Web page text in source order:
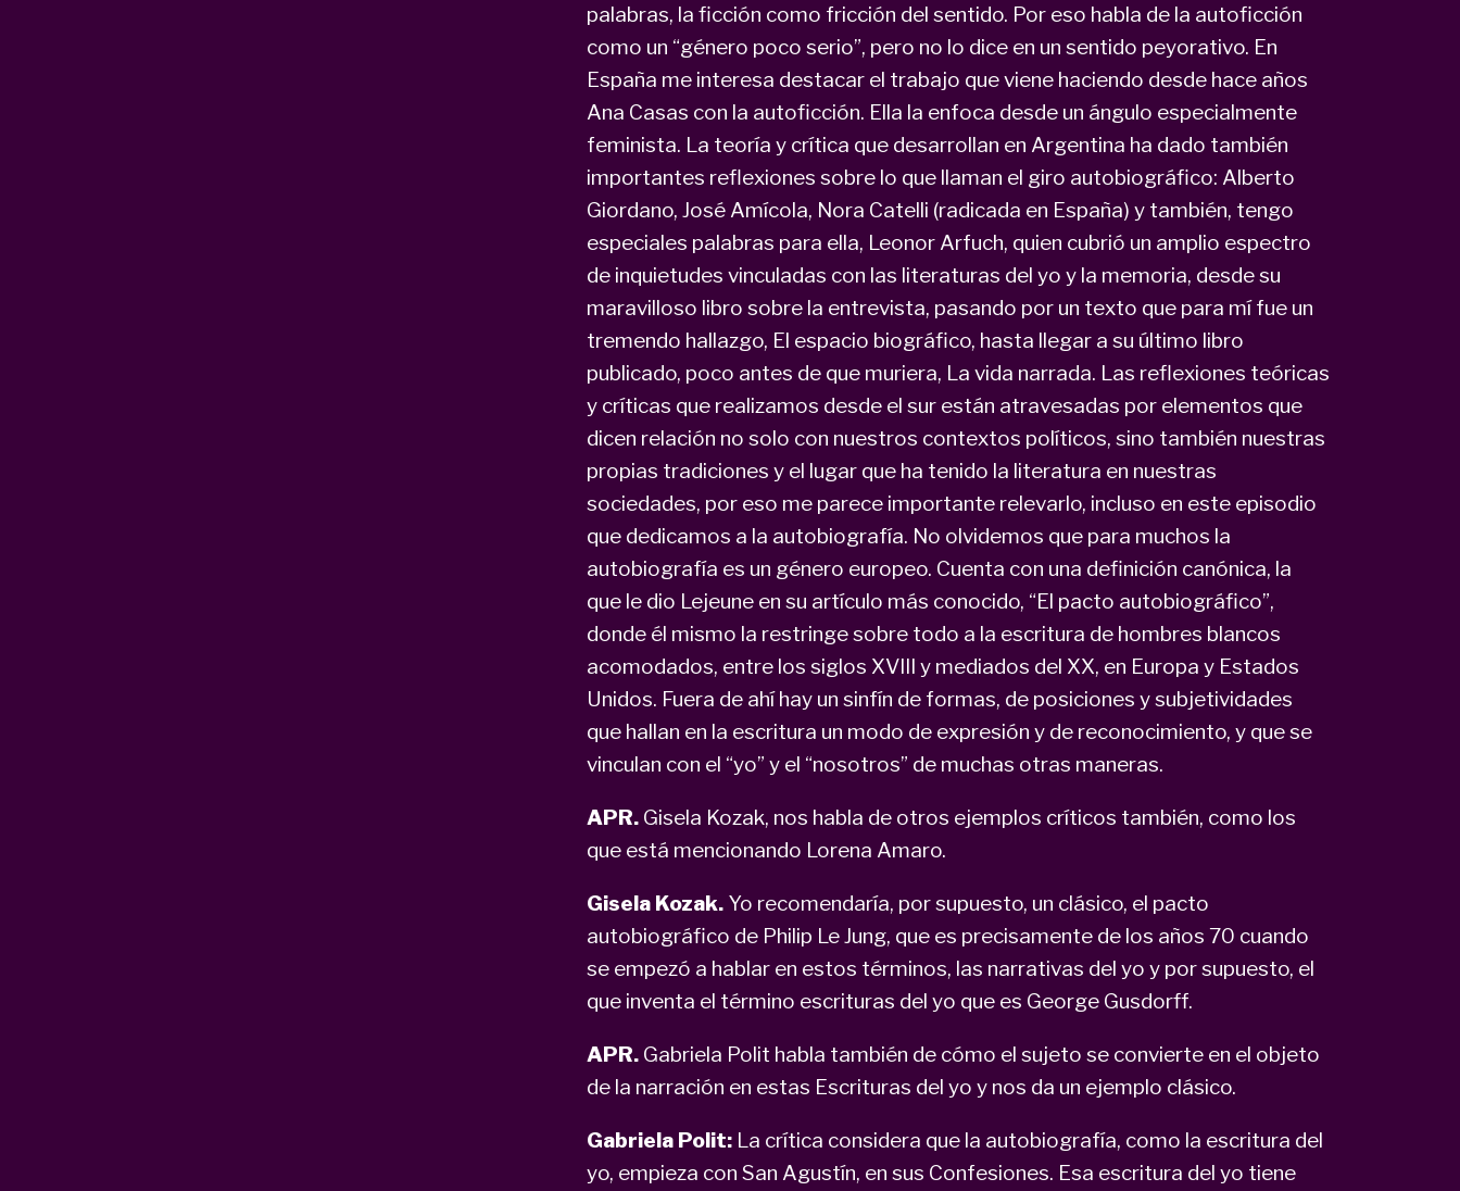
palabras, la ficción como fricción del sentido. Por eso habla de la autoficción
como un “género poco serio”, pero no lo dice en un sentido peyorativo. En
España me interesa destacar el trabajo que viene haciendo desde hace años
Ana Casas con la autoficción. Ella la enfoca desde un ángulo especialmente
feminista. La teoría y crítica que desarrollan en Argentina ha dado también
importantes reflexiones sobre lo que llaman el giro autobiográfico: Alberto
Giordano, José Amícola, Nora Catelli (radicada en España) y también, tengo
especiales palabras para ella, Leonor Arfuch, quien cubrió un amplio espectro
de inquietudes vinculadas con las literaturas del yo y la memoria, desde su
maravilloso libro sobre la entrevista, pasando por un texto que para mí fue un
tremendo hallazgo, El espacio biográfico, hasta llegar a su último libro
publicado, poco antes de que muriera, La vida narrada. Las reflexiones teóricas
y críticas que realizamos desde el sur están atravesadas por elementos que
dicen relación no solo con nuestros contextos políticos, sino también nuestras
propias tradiciones y el lugar que ha tenido la literatura en nuestras
sociedades, por eso me parece importante relevarlo, incluso en este episodio
que dedicamos a la autobiografía. No olvidemos que para muchos la
autobiografía es un género europeo. Cuenta con una definición canónica, la
que le dio Lejeune en su artículo más conocido, “El pacto autobiográfico”,
donde él mismo la restringe sobre todo a la escritura de hombres blancos
acomodados, entre los siglos XVIII y mediados del XX, en Europa y Estados
Unidos. Fuera de ahí hay un sinfín de formas, de posiciones y subjetividades
que hallan en la escritura un modo de expresión y de reconocimiento, y que se
vinculan con el “yo” y el “nosotros” de muchas otras maneras.
APR. Gisela Kozak, nos habla de otros ejemplos críticos también, como los
que está mencionando Lorena Amaro.
Gisela Kozak.Yo recomendaría, por supuesto, un clásico, el pacto
autobiográfico de Philip Le Jung, que es precisamente de los años 70 cuando
se empezó a hablar en estos términos, las narrativas del yo y por supuesto, el
que inventa el término escrituras del yo que es George Gusdorff.
APR.Gabriela Polit habla también de cómo el sujeto se convierte en el objeto
de la narración en estas Escrituras del yo y nos da un ejemplo clásico.
Gabriela Polit: La crítica considera que la autobiografía, como la escritura del
yo, empieza con San Agustín, en sus Confesiones. Esa escritura del yo tiene